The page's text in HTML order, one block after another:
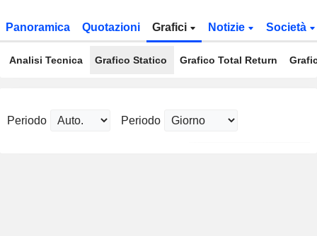
Panoramica Quotazioni Grafici Notizie Società
Analisi Tecnica Grafico Statico Grafico Total Return
Periodo Periodo